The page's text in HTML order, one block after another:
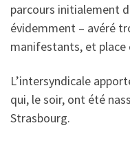
parcours initialement
évidemment – avéré
manifestants, et place
L’intersyndicale
qui, le soir, ont été
Strasbourg.